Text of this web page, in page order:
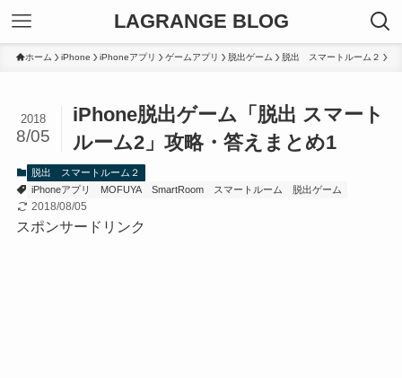
LAGRANGE BLOG
ホーム iPhone iPhoneアプリ ゲームアプリ 脱出ゲーム 脱出 スマートルーム２
iPhone脱出ゲーム「脱出 スマート
ルーム2」攻略・答えまとめ1
2018
8/05
脱出 スマートルーム２
iPhoneアプリ
MOFUYA SmartRoom スマートルーム 脱出ゲーム
2018/08/05
スポンサードリンク